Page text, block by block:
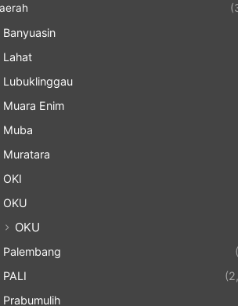
Banyuasin
Lahat
Lubuklinggau
Muara Enim
Muba
Muratara
OKI
OKU
OKU
Palembang
PALI
Prabumulih